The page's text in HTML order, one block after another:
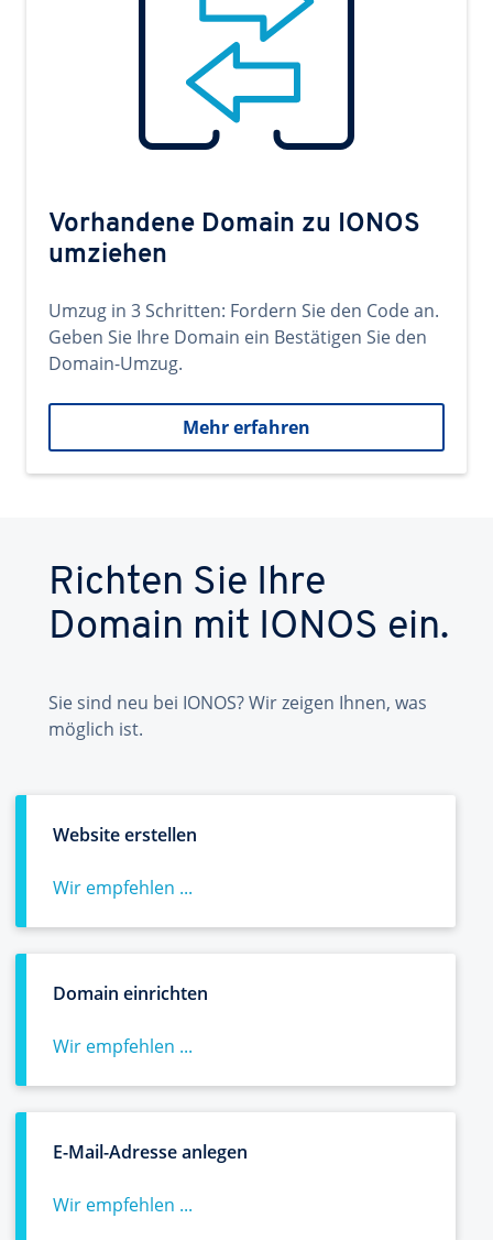
Vorhandene Domain zu IONOS
umziehen
Umzug in 3 Schritten: Fordern Sie den Code an.
Geben Sie Ihre Domain ein Bestätigen Sie den
Domain-Umzug.
Mehr erfahren
Richten Sie Ihre
Domain mit IONOS ein.
Sie sind neu bei IONOS? Wir zeigen Ihnen, was
möglich ist.
Website erstellen
Wir empfehlen ...
Domain einrichten
Wir empfehlen ...
E-Mail-Adresse anlegen
Wir empfehlen ...